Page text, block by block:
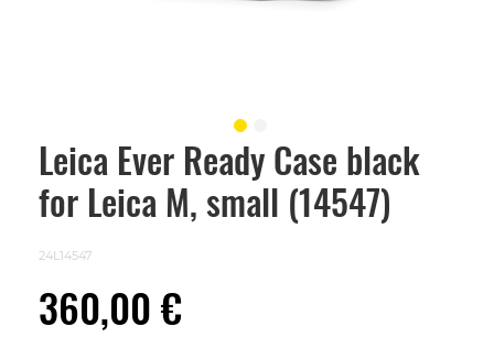
Leica Ever Ready Case black
for Leica M, small (14547)
24L14547
360,00 €
Skip
beginning
images